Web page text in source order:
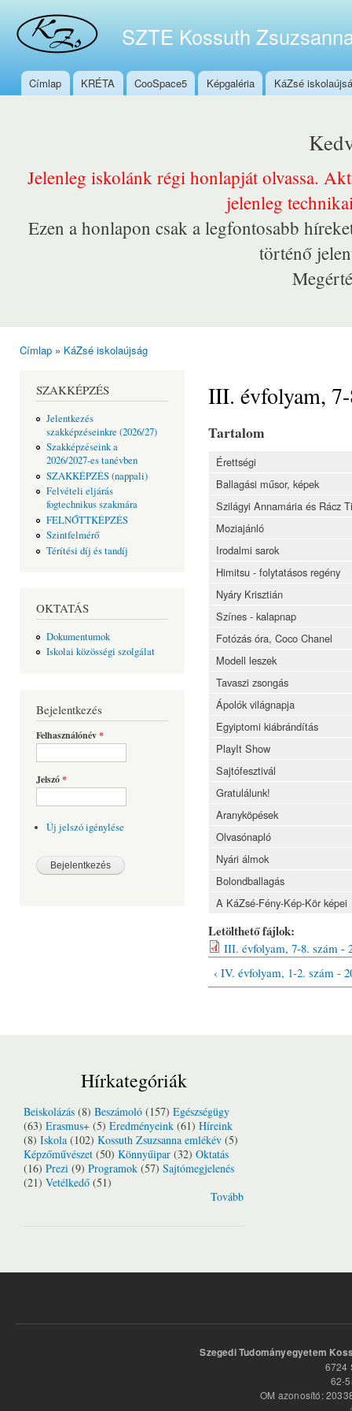
SZTE Kossuth
Főmenü
Címlap KRÉTA CooSpace5 Képgaléria KáZsé
Jelenleg iskolánk régi honlapját olvassa.
jelenleg
Ezen a honlapon csak a legfontosabb
történő
Címlap » KáZsé iskolaújság
SZAKKÉPZÉS
Jelentkezés
szakképzéseinkre (2026/27)
Szakképzéseink a
2026/2027-es tanévben
SZAKKÉPZÉS (nappali)
Felvételi eljárás
fogtechnikus szakmára
FELNŐTTKÉPZÉS
Szintfelmérő
Térítési díj és tandíj
OKTATÁS
Dokumentumok
Iskolai közösségi szolgálat
Bejelentkezés
Felhasználónév*
Jelszó*
Új jelszó igénylése
III. évfolyam,
Tartalom
Érettségi
Ballagási műsor, képek
Szilágyi Annamária és Rácz
Moziajánló
Irodalmi sarok
Himitsu - folytatásos regény
Nyáry Krisztián
Színes - kalapnap
Fotózás óra, Coco Chanel
Modell leszek
Tavaszi zsongás
Ápolók világnapja
Egyiptomi kiábrándítás
PlayIt Show
Sajtófesztivál
Gratulálunk!
Aranyköpések
Olvasónapló
Nyári álmok
Bolondballagás
A KáZsé-Fény-Kép-Kör képei
Letölthető fájlok:
III. évfolyam, 7-8. szám -
‹ IV. évfolyam, 1-2. szám -
Hírkategóriák
Beiskolázás (8) Beszámoló (157) Egészségügy
(63) Erasmus+ (5) Eredményeink (61) Híreink
(8) Iskola (102) Kossuth Zsuzsanna emlékév (5)
Képzőművészet (50) Könnyűipar (32) Oktatás
(16) Prezi (9) Programok (57) Sajtómegjelenés
(21) Vetélkedő (51)
Tovább
Szegedi Tudományegyetem
6724
62-
OM azonosító: